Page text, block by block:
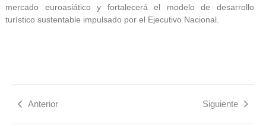
mercado euroasiático y fortalecerá el modelo de desarrollo
turístico sustentable impulsado por el Ejecutivo Nacional.
Anterior Siguiente